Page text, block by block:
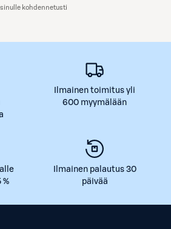
kohdennetusti
Ilmainen toimitus yli
600 myymälään
%
Ilmainen palautus 30
päivää